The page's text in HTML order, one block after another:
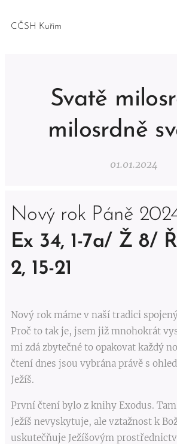
CČSH Kuřim
Svatě
milosrdně
01.01.2024
Nový rok Páně
Ex 34, 1-7a/ Ž 8/
2, 15-21
Nový rok máme v naší tradici
Proč to tak je, jsem již mnohokrát
mi zdá zbytečné to opakovat každý
čtení dnes jsou vybrána právě s
Ježíš.
První čtení bylo z knihy Exodus.
Ježíš nevyskytuje, ale vztažnost k
uskutečňuje Ježíšovým